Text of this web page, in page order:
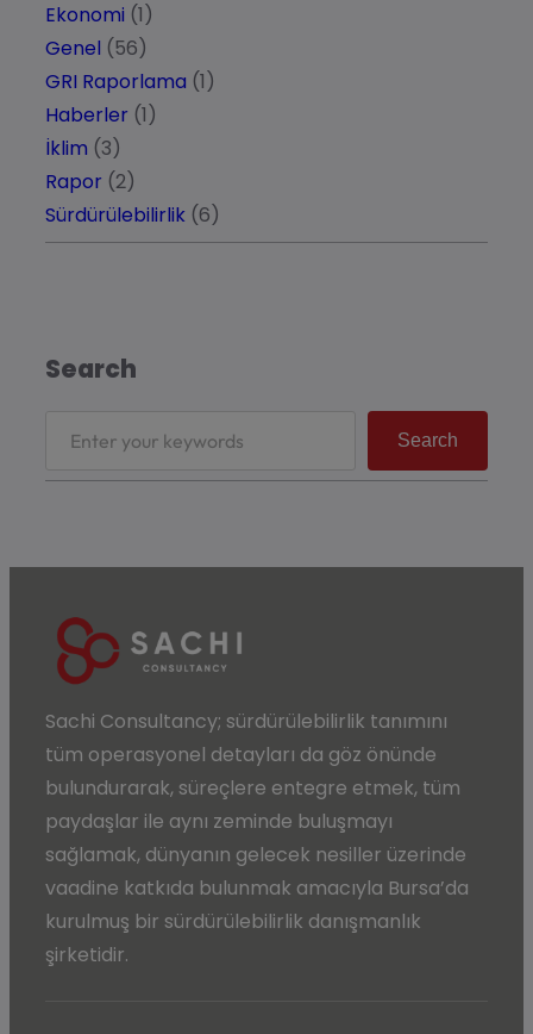
Ekonomi (1)
Genel (56)
GRI Raporlama (1)
Haberler (1)
İklim (3)
Rapor (2)
Sürdürülebilirlik (6)
Search
Search
Sachi Consultancy; sürdürülebilirlik tanımını
tüm operasyonel detayları da göz önünde
bulundurarak, süreçlere entegre etmek, tüm
paydaşlar ile aynı zeminde buluşmayı
sağlamak, dünyanın gelecek nesiller üzerinde
vaadine katkıda bulunmak amacıyla Bursa’da
kurulmuş bir sürdürülebilirlik danışmanlık
şirketidir.